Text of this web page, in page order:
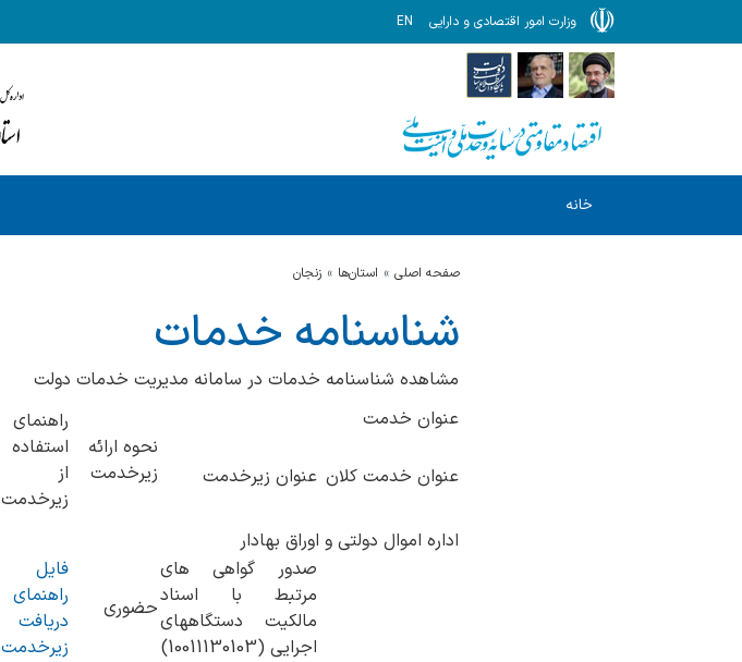
وزارت امور اقتصادی و دارایی EN
خانه
صفحه اصلی استان‌ها زنجان
شناسنامه خدمات
مشاهده شناسنامه خدمات در سامانه مدیریت خدمات دولت
عنوان خدمت
نحوه ارائه
زیرخدمت
راهنمای
استفاده
از
زیرخدمت
عنوان خدمت کلان عنوان زیرخدمت
اداره اموال دولتی و اوراق بهادار
صدور گواهی های
مرتبط با اسناد
مالکیت دستگاههای
اجرایی (10011130103)
حضوری
فایل
راهنمای
دریافت
زیرخدمت